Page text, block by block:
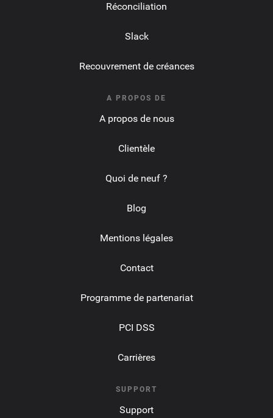
Réconciliation
Slack
Recouvrement de créances
A PROPOS DE
A propos de nous
Clientèle
Quoi de neuf ?
Blog
Mentions légales
Contact
Programme de partenariat
PCI DSS
Carrières
SUPPORT
Support